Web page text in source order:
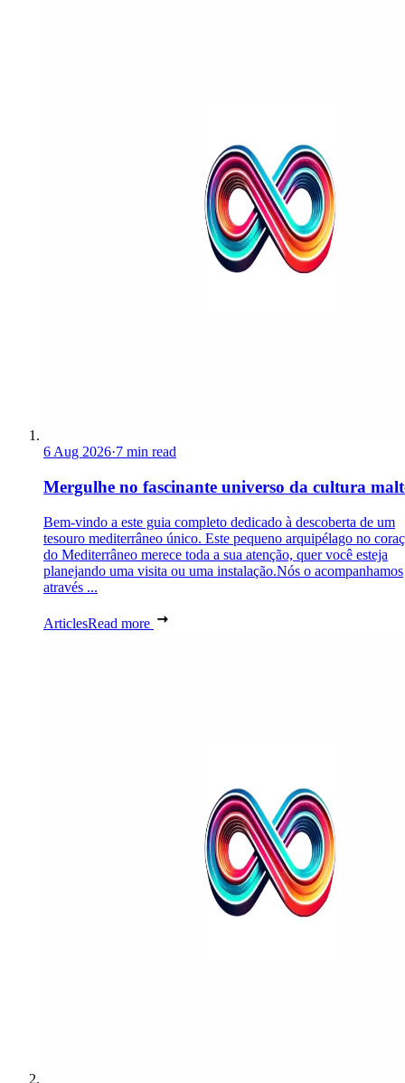
6 Aug 2026·7 min read
Mergulhe no fascinante universo da cultura
Bem-vindo a este guia completo dedicado à descoberta de um
tesouro mediterrâneo único. Este pequeno arquipélago no
do Mediterrâneo merece toda a sua atenção, quer você esteja
planejando uma visita ou uma instalação.Nós o acompanhamos
através ...
ArticlesRead more